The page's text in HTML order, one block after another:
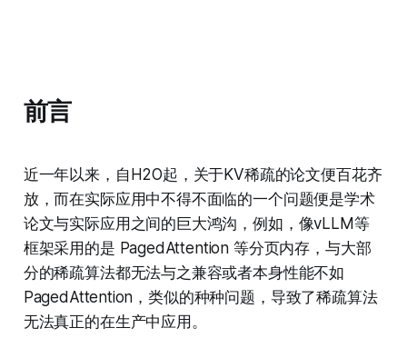
前言
近一年以来，自H2O起，关于KV稀疏的论文便百花齐
放，而在实际应用中不得不面临的一个问题便是学术
论文与实际应用之间的巨大鸿沟，例如，像vLLM等
框架采用的是 PagedAttention 等分页内存，与大部
分的稀疏算法都无法与之兼容或者本身性能不如
PagedAttention，类似的种种问题，导致了稀疏算法
无法真正的在生产中应用。